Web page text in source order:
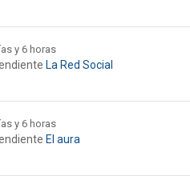
y 6 horas
La Red Social
y 6 horas
El aura